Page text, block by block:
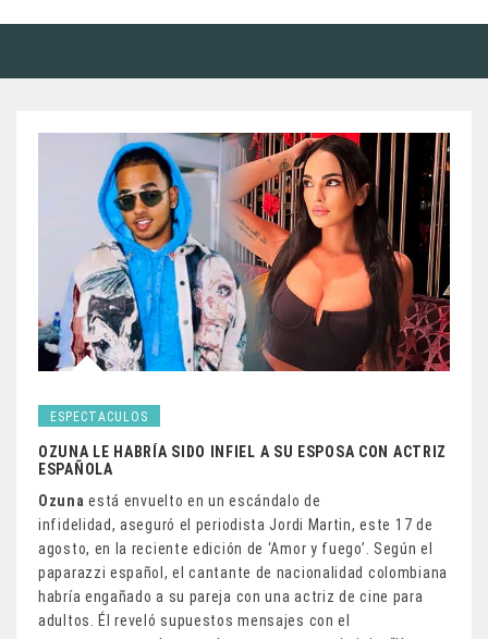
ESPECTACULOS
OZUNA LE HABRÍA SIDO INFIEL A SU ESPOSA CON ACTRIZ
ESPAÑOLA
Ozunaestá envuelto en un escándalo de
infidelidad, aseguró el periodista Jordi Martin, este 17 de
agosto, en la reciente edición de ‘Amor y fuego’. Según el
paparazzi español, el cantante de nacionalidad colombiana
habría engañado a su pareja con una actriz de cine para
adultos. Él reveló supuestos mensajes con el